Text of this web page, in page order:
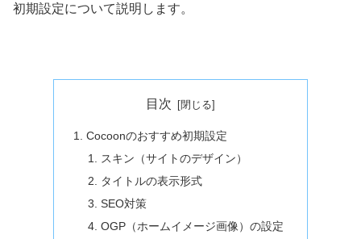
初期設定について説明します。
目次
Cocoonのおすすめ初期設定
スキン（サイトのデザイン）
タイトルの表示形式
SEO対策
OGP（ホームイメージ画像）の設定